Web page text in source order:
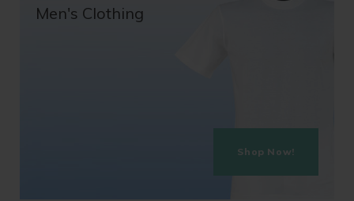
Men's Clothing
Shop Now!